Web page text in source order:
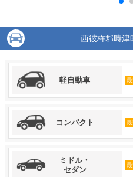
西彼杵郡時津
軽自動車
コンパクト
ミドル・
セダン